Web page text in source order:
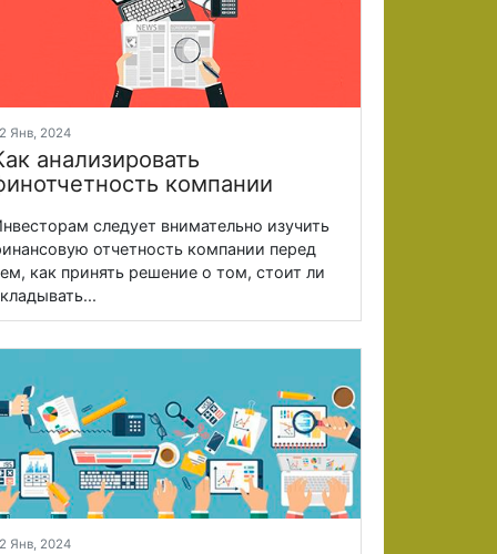
Янв, 2024
анализировать
компании
следует внимательно изучить
отчетность компании перед
как принять решение о том, стоит ли
Янв, 2024